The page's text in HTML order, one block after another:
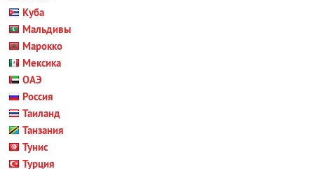
Куба
Мальдивы
Марокко
Мексика
ОАЭ
Россия
Таиланд
Танзания
Тунис
Турция